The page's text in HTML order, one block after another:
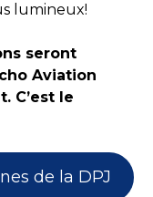
lumineux!
seront
Aviation
C’est le
de la DPJ